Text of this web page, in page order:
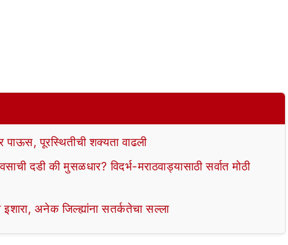
पाऊस, पूरस्थितीची शक्यता वाढली
की मुसळधार? विदर्भ-मराठवाड्यासाठी सर्वात मोठी
इशारा, अनेक जिल्ह्यांना सतर्कतेचा सल्ला